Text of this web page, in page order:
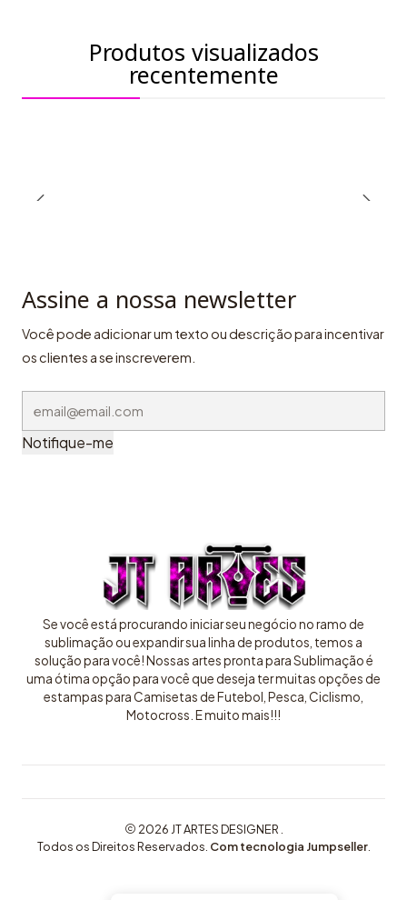
Produtos visualizados
recentemente
Assine a nossa newsletter
Você pode adicionar um texto ou descrição para incentivar
os clientes a se inscreverem.
Notifique-me
Se você está procurando iniciar seu negócio no ramo de
sublimação ou expandir sua linha de produtos, temos a
solução para você! Nossas artes pronta para Sublimação é
uma ótima opção para você que deseja ter muitas opções de
estampas para Camisetas de Futebol, Pesca, Ciclismo,
Motocross. E muito mais!!!
2026 JT ARTES DESIGNER .
Todos os Direitos Reservados. Com tecnologia Jumpseller.